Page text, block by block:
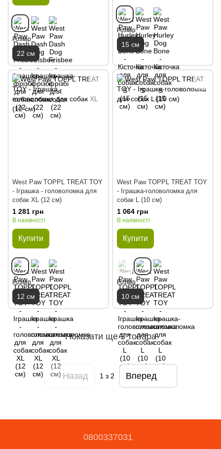
Розмір
22 см
Розмір
15 см
West Paw TOPPL TREAT TOY
- Іграшка - головоломка для
собак XL (12 см)
1 281 грн
В наявності
Купити
Розмір
12 см
West Paw TOPPL TREAT TOY
- Іграшка-головоломка для
собак L (10 см)
1 064 грн
В наявності
Купити
Розмір
10 см
Показати ще 3 товара
Назад 1 з 2 Вперед
0800337031